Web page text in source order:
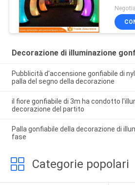
il
Decorazione di illuminazione
Pubblicità d'accensione gonfiabile di
palla del segno della decorazione
il fiore gonfiabile di 3m ha condotto
decorazione del partito
Palla gonfiabile della decorazione di
fase
Categorie popolari